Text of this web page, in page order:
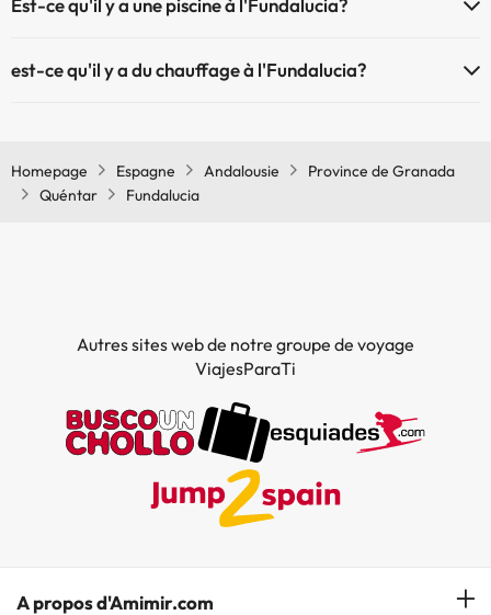
Est-ce qu'il y a une piscine à l'Fundalucia?
plus d'info sur la piscine et d'autres installations.
est-ce qu'il y a du chauffage à l'Fundalucia?
Homepage Espagne Andalousie
Province de Granada
Quéntar
Fundalucia
Autres sites web de notre groupe de voyage
ViajesParaTi
A propos d'Amimir.com